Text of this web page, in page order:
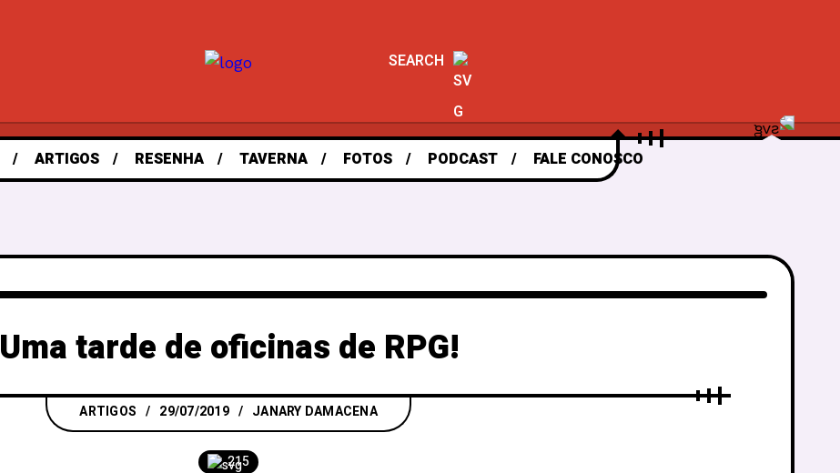
SEARCH
ARTIGOS RESENHA TAVERNA FOTOS PODCAST FALE CONOSCO
Uma tarde de oficinas de RPG!
ARTIGOS 29/07/2019 JANARY DAMACENA
215